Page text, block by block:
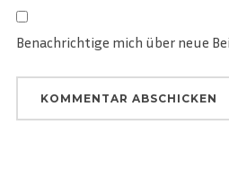
Benachrichtige mich über neue